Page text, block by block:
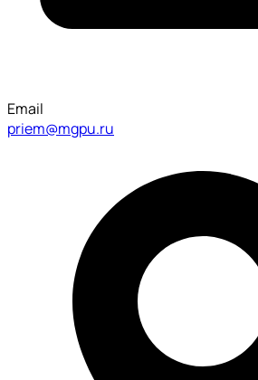
Email
priem@mgpu.ru